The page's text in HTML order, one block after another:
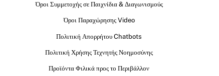
Όροι Συμμετοχής σε Παιχνίδια & Διαγωνισμούς
Όροι Παραχώρησης Video
Πολιτική Απορρήτου Chatbots
Πολιτική Χρήσης Τεχνητής Νοημοσύνης
Προϊόντα Φιλικά προς το Περιβάλλον